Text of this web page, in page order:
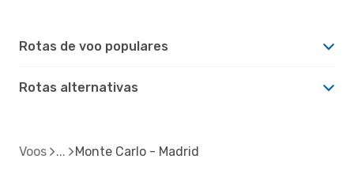
Rotas de voo populares
Rotas alternativas
Voos Monte Carlo - Madrid